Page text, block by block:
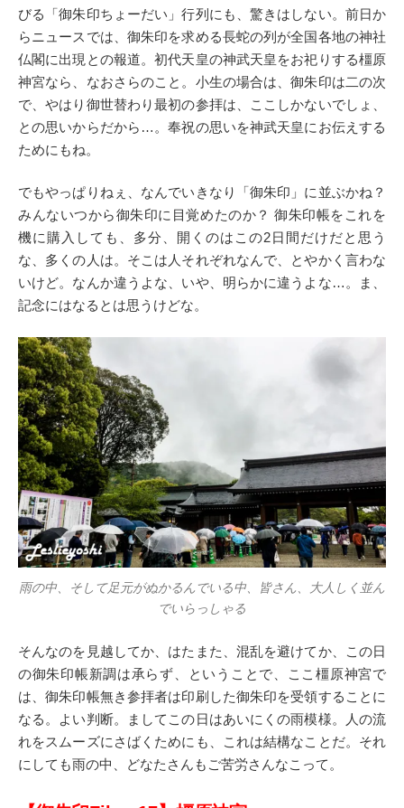
びる「御朱印ちょーだい」行列にも、驚きはしない。前日か
らニュースでは、御朱印を求める長蛇の列が全国各地の神社
仏閣に出現との報道。初代天皇の神武天皇をお祀りする橿原
神宮なら、なおさらのこと。小生の場合は、御朱印は二の次
で、やはり御世替わり最初の参拝は、ここしかないでしょ、
との思いからだから…。奉祝の思いを神武天皇にお伝えする
ためにもね。
でもやっぱりねぇ、なんでいきなり「御朱印」に並ぶかね？
みんないつから御朱印に目覚めたのか？ 御朱印帳をこれを
機に購入しても、多分、開くのはこの2日間だけだと思う
な、多くの人は。そこは人それぞれなんで、とやかく言わな
いけど。なんか違うよな、いや、明らかに違うよな…。ま、
記念にはなるとは思うけどな。
雨の中、そして足元がぬかるんでいる中、皆さん、大人しく並ん
でいらっしゃる
そんなのを見越してか、はたまた、混乱を避けてか、この日
の御朱印帳新調は承らず、ということで、ここ橿原神宮で
は、御朱印帳無き参拝者は印刷した御朱印を受領することに
なる。よい判断。ましてこの日はあいにくの雨模様。人の流
れをスムーズにさばくためにも、これは結構なことだ。それ
にしても雨の中、どなたさんもご苦労さんなこって。